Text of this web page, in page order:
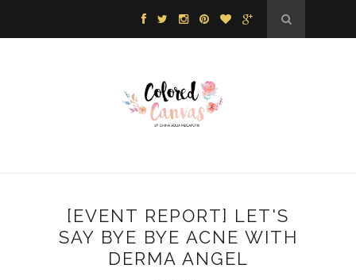
[EVENT REPORT] LET'S
SAY BYE BYE ACNE WITH
DERMA ANGEL